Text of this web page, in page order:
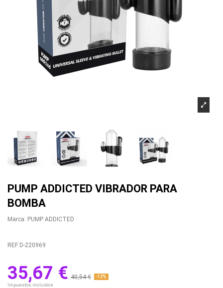
PUMP ADDICTED VIBRADOR PARA
BOMBA
Marca: PUMP ADDICTED
REF D-220969
35,67 € 40,54 € -12%
Impuestos incluidos